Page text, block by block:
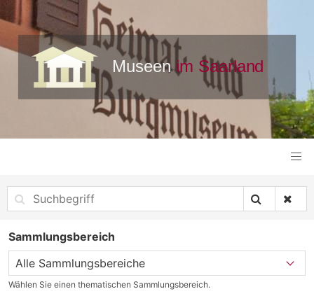
Sammlungsbereich
Wählen Sie einen thematischen Sammlungsbereich.